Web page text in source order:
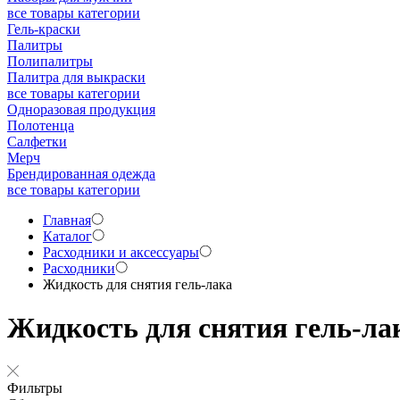
все товары категории
Гель-краски
Палитры
Полипалитры
Палитра для выкраски
все товары категории
Одноразовая продукция
Полотенца
Салфетки
Мерч
Брендированная одежда
все товары категории
Главная
Каталог
Расходники и аксессуары
Расходники
Жидкость для снятия гель-лака
Жидкость для снятия гель-
Фильтры